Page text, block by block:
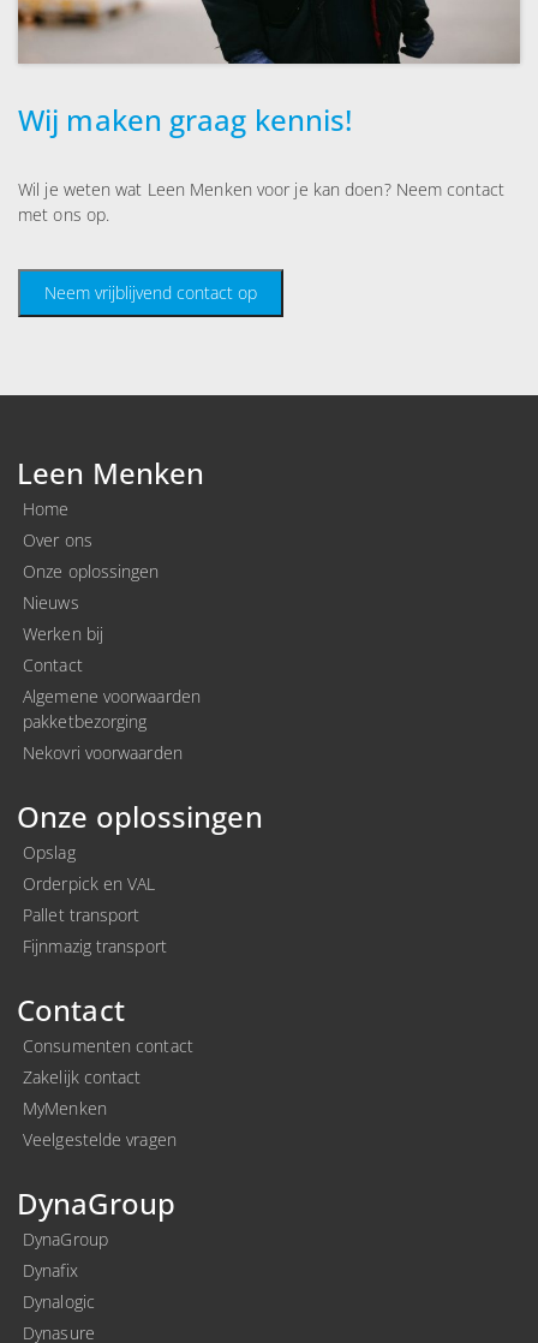
Wij maken graag kennis!
Wil je weten wat Leen Menken voor je kan doen? Neem contact
met ons op.
Neem vrijblijvend contact op
Leen Menken
Home
Over ons
Onze oplossingen
Nieuws
Werken bij
Contact
Algemene voorwaarden
pakketbezorging
Nekovri voorwaarden
Onze oplossingen
Opslag
Orderpick en VAL
Pallet transport
Fijnmazig transport
Contact
Consumenten contact
Zakelijk contact
MyMenken
Veelgestelde vragen
DynaGroup
DynaGroup
Dynafix
Dynalogic
Dynasure